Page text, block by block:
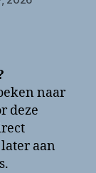
naar
deze
aan